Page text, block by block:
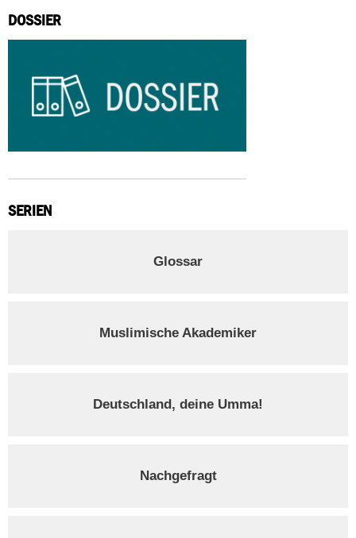
DOSSIER
SERIEN
Glossar
Muslimische Akademiker
Deutschland, deine Umma!
Nachgefragt